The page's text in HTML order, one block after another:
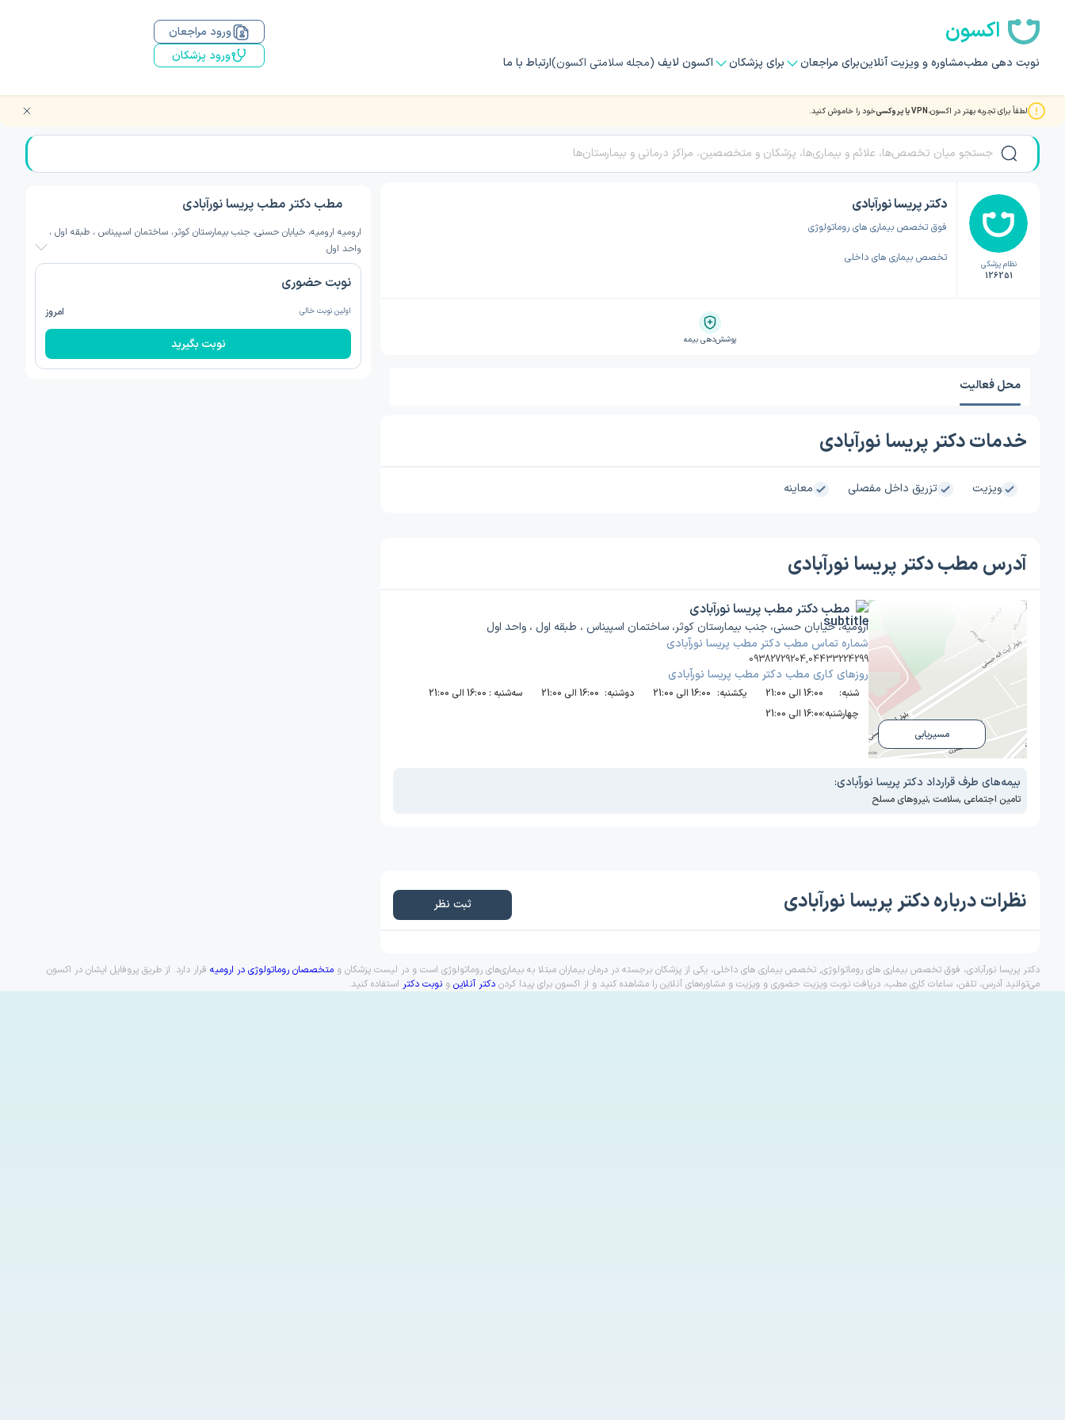
اکسون
نوبت دهی مطبمشاوره و ویزیت آنلاینبرای مراجعان برای پزشکان اکسون لایف (مجله سلامتی اکسون)ارتباط با ما
ورود مراجعان
ورود پزشکان
لطفاً برای تجربه بهتر در اکسون،VPN یا پروکسی خود را خاموش کنید. صفحه اصلی/دکتر روماتولوژی/دکتر روماتولوژی ارومیه/دکتر پریسا نورآبادی
نظام پزشکی
126251
دکتر پریسا نورآبادی
فوق تخصص بیماری های روماتولوژی
تخصص بیماری های داخلی
پوشش‌دهی بیمه
محل فعالیت
خدمات دکتر پریسا نورآبادی
ویزیت تزریق داخل مفصلی معاینه
آدرس مطب دکتر پریسا نورآبادی
مسیریابی
مطب دکتر مطب پریسا نورآبادی
ارومیه، خیابان حسنی، جنب بیمارستان کوثر، ساختمان اسپیناس ، طبقه اول ، واحد اول
شماره تماس مطب دکتر مطب پریسا نورآبادی
09382729204,04433224299
روز‌های کاری مطب دکتر مطب پریسا نورآبادی
شنبه: 16:00 الی 21:00 یکشنبه: 16:00 الی 21:00 دوشنبه: 16:00 الی 21:00 سه‌شنبه : 16:00 الی 21:00
چهارشنبه:16:00 الی 21:00
بیمه‌های طرف قرارداد دکتر پریسا نورآبادی:
تامین اجتماعی ,سلامت ,نیروهای مسلح
نظرات درباره دکتر پریسا نورآبادی ثبت نظر
مطب دکتر مطب پریسا نورآبادی
ارومیه ارومیه، خیابان حسنی، جنب بیمارستان کوثر، ساختمان اسپیناس ، طبقه اول ،
واحد اول
نوبت حضوری
اولین نوبت خالی امروز
نوبت بگیرید
دکتر پریسا نورآبادی، فوق تخصص بیماری های روماتولوژی, تخصص بیماری های داخلی، یکی از پزشکان برجسته در درمان بیماران مبتلا به بیماری‌های روماتولوژی است و در لیست پزشکان و متخصصان روماتولوژی در ارومیه قرار دارد. از طریق پروفایل ایشان در اکسون
می‌توانید آدرس، تلفن، ساعات کاری مطب، دریافت نوبت ویزیت حضوری و ویزیت و مشاوره‌های آنلاین را مشاهده کنید و از اکسون برای پیدا کردن دکتر آنلاین و نوبت دکتر استفاده کنید.